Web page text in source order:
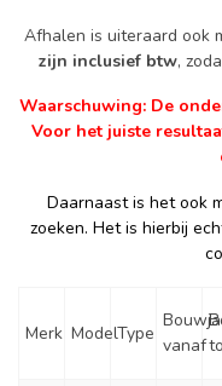
Afhalen is uiteraard ook
zijn inclusief btw,
Waarschuwing: De
Voor het juiste
Daarnaast is het ook
zoeken. Het is hierbij
Merk ModelType
vanaf